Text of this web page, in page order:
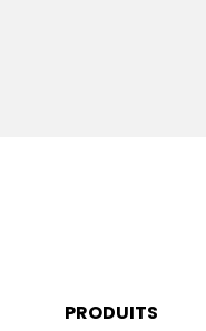
PRODUITS